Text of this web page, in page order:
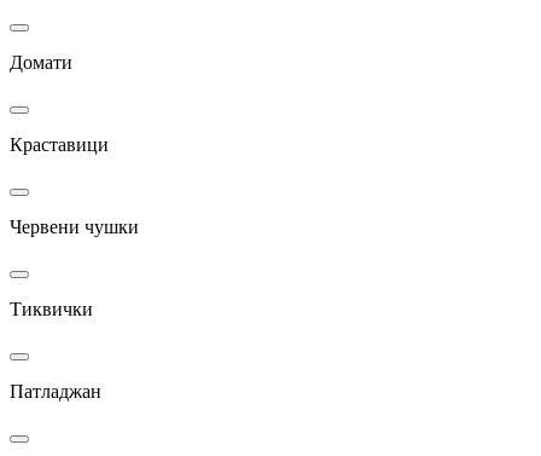
Домати
Краставици
Червени чушки
Тиквички
Патладжан